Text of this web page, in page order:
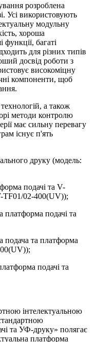
розроблена
Усі використовують
модульну
хороша
функції, багаті
для різних типів
досвід роботи з
високоміцну
компоненти, щоб
а також
методи контролю
має сильну перевагу
існує п'ять
друку (модель:
подачі та V-
TF01/02-400(UV));
платформа подачі та
подача та платформа
подачі та
інтелектуальною
та УФ-друку» полягає
платформа